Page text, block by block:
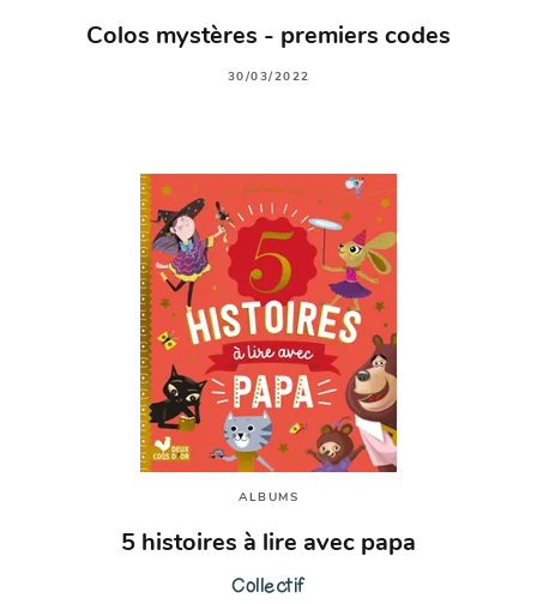
Colos mystères - premiers codes
30/03/2022
ALBUMS
5 histoires à lire avec papa
Collectif